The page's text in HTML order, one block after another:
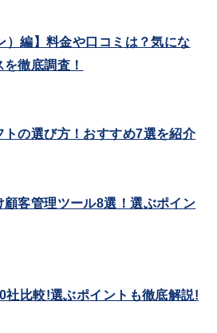
）編】料金や口コミは？気にな
徹底調査！
トの選び方！おすすめ7選を紹介
顧客管理ツール8選！選ぶポイン
社比較!選ぶポイントも徹底解説!